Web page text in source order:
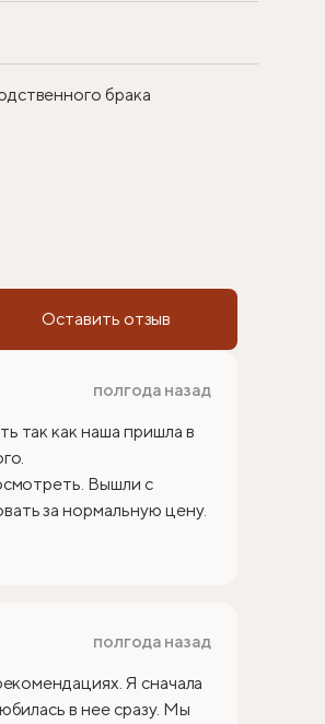
брака
Оставить отзыв
полгода назад
так как наша пришла в
Вышли с
за нормальную цену.
полгода назад
Я сначала
в нее сразу. Мы